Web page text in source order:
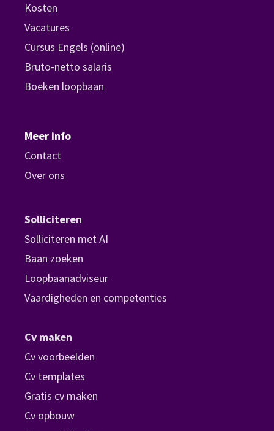
Kosten
Vacatures
Cursus Engels (online)
Bruto-netto salaris
Boeken loopbaan
Meer info
Contact
Over ons
Solliciteren
Solliciteren met AI
Baan zoeken
Loopbaanadviseur
Vaardigheden en competenties
Cv maken
Cv voorbeelden
Cv templates
Gratis cv maken
Cv opbouw